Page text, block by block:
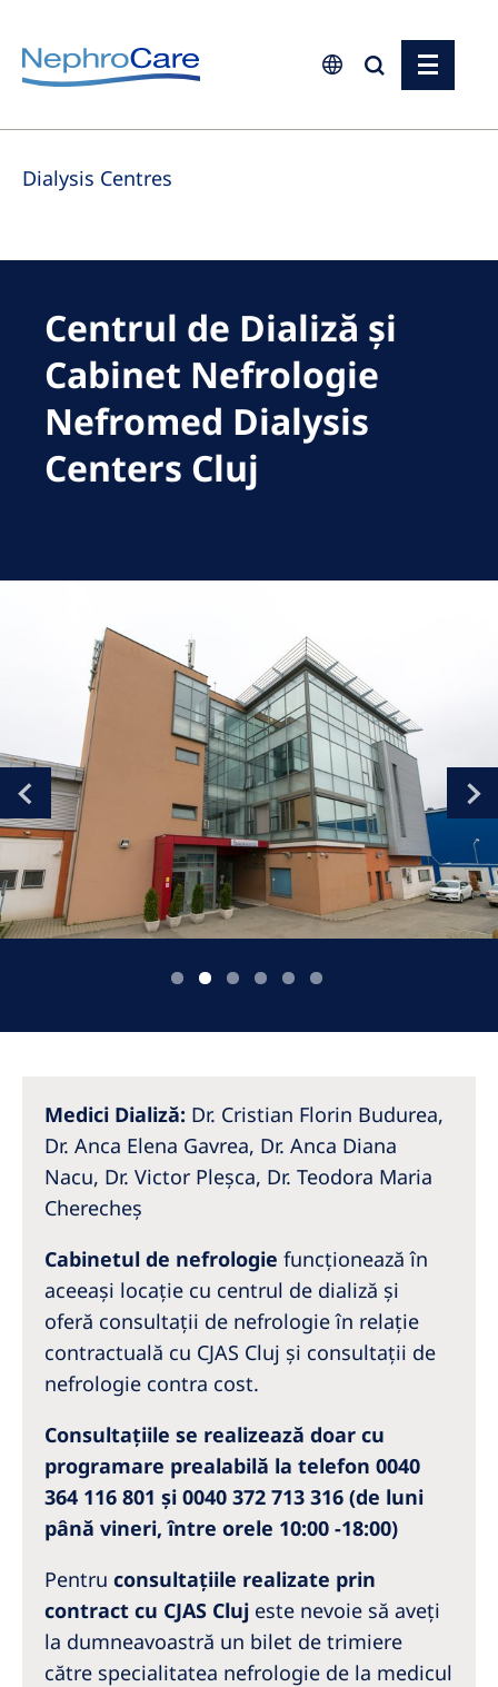
Europe
Czech Republic
Germany
Italy
Netherlands
Poland
Portugal
Slovakia
Slovenia
Spain
Sweden
Switzerland
United Kingdom
Asia Pacific
North America
United States of America
NephroCare International
Global Website
Dialysis Centres
Centrul de Dializă și
Cabinet Nefrologie
Nefromed Dialysis
Centers Cluj
Medici Dializă: Dr. Cristian Florin Budurea,
Dr. Anca Elena Gavrea, Dr. Anca Diana
Nacu, Dr. Victor Pleșca, Dr. Teodora Maria
Cherecheș
Cabinetul de nefrologie funcționează în
aceeași locație cu centrul de dializă și
oferă consultații de nefrologie în relație
contractuală cu CJAS Cluj și consultații de
nefrologie contra cost.
Consultațiile se realizează doar cu
programare prealabilă la telefon 0040
364 116 801 și 0040 372 713 316 (de luni
până vineri, între orele 10:00 -18:00)
Pentru consultațiile realizate prin
contract cu CJAS Cluj este nevoie să aveți
la dumneavoastră un bilet de trimiere
către specialitatea nefrologie de la medicul